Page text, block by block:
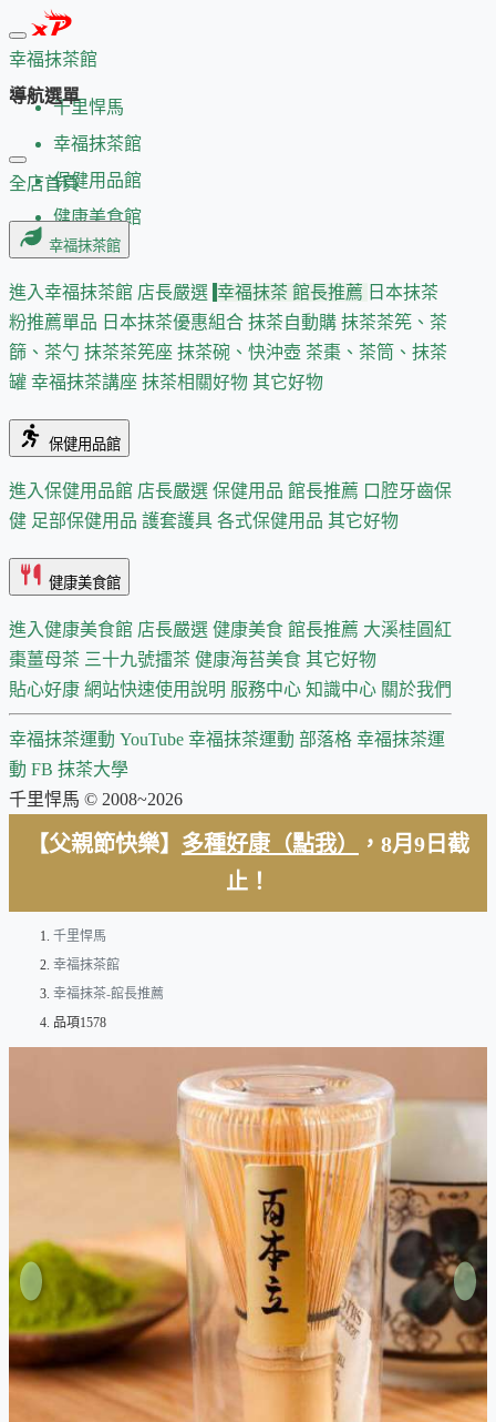
幸福抹茶館
千里悍馬
幸福抹茶館
保健用品館
健康美食館
導航選單
全店首頁
幸福抹茶館
進入幸福抹茶館 店長嚴選 幸福抹茶 館長推薦 日本抹茶
粉推薦單品 日本抹茶優惠組合 抹茶自動購 抹茶茶筅、茶
篩、茶勺 抹茶茶筅座 抹茶碗、快沖壺 茶棗、茶筒、抹茶
罐 幸福抹茶講座 抹茶相關好物 其它好物
保健用品館
進入保健用品館 店長嚴選 保健用品 館長推薦 口腔牙齒保
健 足部保健用品 護套護具 各式保健用品 其它好物
健康美食館
進入健康美食館 店長嚴選 健康美食 館長推薦 大溪桂圓紅
棗薑母茶 三十九號擂茶 健康海苔美食 其它好物
貼心好康 網站快速使用說明 服務中心 知識中心 關於我們
幸福抹茶運動 YouTube 幸福抹茶運動 部落格 幸福抹茶運
動 FB 抹茶大學
千里悍馬 © 2008~2026
【父親節快樂】 多種好康（點我）
，8月9日截
止！
千里悍馬
幸福抹茶館
幸福抹茶-館長推薦
品項1578